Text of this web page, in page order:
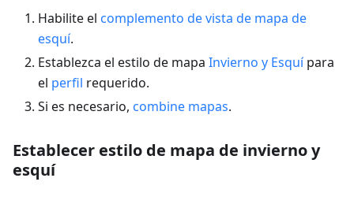
Habilite el complemento de vista de mapa de
esquí.
Establezca el estilo de mapa Invierno y Esquípara
el perfil requerido.
Si es necesario, combine mapas.
Establecer estilo de mapa de invierno y
esquí